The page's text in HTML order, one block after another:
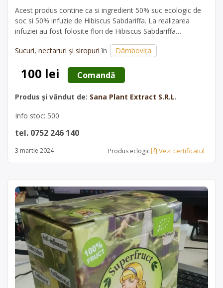
Acest produs contine ca si ingredient 50% suc ecologic de
soc si 50% infuzie de Hibiscus Sabdariffa. La realizarea
infuziei au fost folosite flori de Hibiscus Sabdariffa
Sucuri, nectaruri și siropuri în Dâmbovița
100 lei Comandă
Produs și vândut de: Sana Plant Extract S.R.L.
Info stoc: 500
tel. 0752 246 140
3 martie 2024 Produs eclogic Vezi certificatul